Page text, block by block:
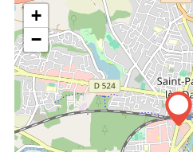
+
−